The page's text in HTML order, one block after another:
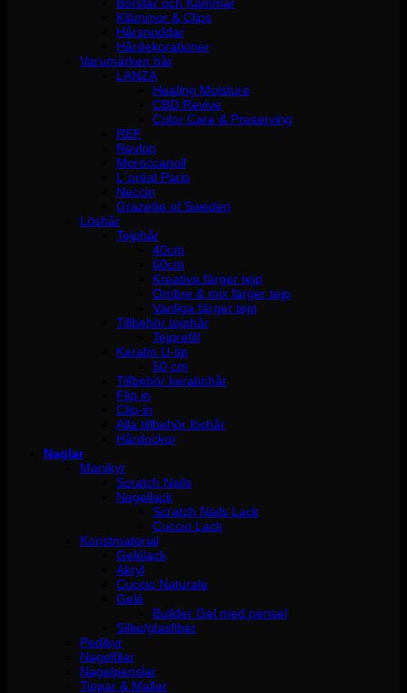
Klämmor & Clips
Hårsnoddar
Hårdekorationer
Varumärken hår
LANZA
Healing Moisture
CBD Revive
Color Care & Preserving
REF
Revlon
Moroccanoil
L´oréal Paris
Neccin
Grazette of Sweden
Löshår
Tejphår
40cm
60cm
Kreativa färger tejp
Ombre & mix färger tejp
Vanliga färger tejp
Tillbehör tejphår
Tejprefill
Keratin U-tip
50 cm
Tillbehör keratinhår
Flip in
Clip-in
Alla tillbehör löshår
Hårdockor
Naglar
Manikyr
Scratch Nails
Nagellack
Scratch Nails Lack
Cuccio Lack
Konstmaterial
Gelélack
Akryl
Cuccio Naturale
Gelé
Builder Gel med pensel
Silke/glasfiber
Pedikyr
Nagelfilar
Nagelpenslar
Tippar & Mallar